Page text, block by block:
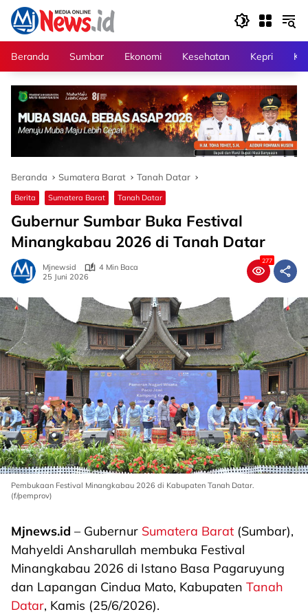
Langsung
konten
Beranda
Sumbar Ekonomi Kesehatan Kepri
Beranda Sumatera Barat Tanah Datar
Berita Sumatera Barat Tanah Datar
Gubernur Sumbar Buka Festival
Minangkabau 2026 di Tanah Datar
Mjnewsid
4 Min Baca
25 Juni 2026
277
Pembukaan Festival Minangkabau 2026 di Kabupaten Tanah Datar.
(f/pemprov)
Mjnews.id – Gubernur Sumatera Barat (Sumbar),
Mahyeldi Ansharullah membuka Festival
Minangkabau 2026 di Istano Basa Pagaruyung
dan Lapangan Cindua Mato, Kabupaten Tanah
Datar, Kamis (25/6/2026).